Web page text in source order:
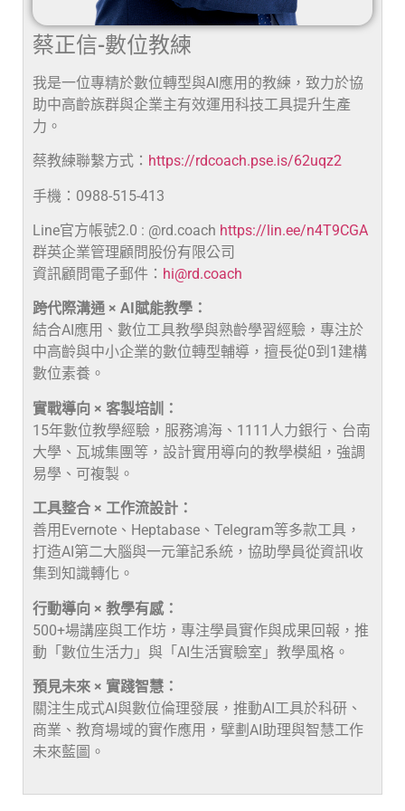
蔡正信-數位教練
我是一位專精於數位轉型與AI應用的教練，致力於協
助中高齡族群與企業主有效運用科技工具提升生產
力。
蔡教練聯繫方式： https://rdcoach.pse.is/62uqz2
手機：0988-515-413
Line官方帳號2.0 : @rd.coach https://lin.ee/n4T9CGA
群英企業管理顧問股份有限公司
資訊顧問電子郵件： hi@rd.coach
跨代際溝通 × AI賦能教學：
結合AI應用、數位工具教學與熟齡學習經驗，專注於
中高齡與中小企業的數位轉型輔導，擅長從0到1建構
數位素養。
實戰導向 × 客製培訓：
15年數位教學經驗，服務鴻海、1111人力銀行、台南
大學、瓦城集團等，設計實用導向的教學模組，強調
易學、可複製。
工具整合 × 工作流設計：
善用Evernote、Heptabase、Telegram等多款工具，
打造AI第二大腦與一元筆記系統，協助學員從資訊收
集到知識轉化。
行動導向 × 教學有感：
500+場講座與工作坊，專注學員實作與成果回報，推
動「數位生活力」與「AI生活實驗室」教學風格。
預見未來 × 實踐智慧：
關注生成式AI與數位倫理發展，推動AI工具於科研、
商業、教育場域的實作應用，擘劃AI助理與智慧工作
未來藍圖。